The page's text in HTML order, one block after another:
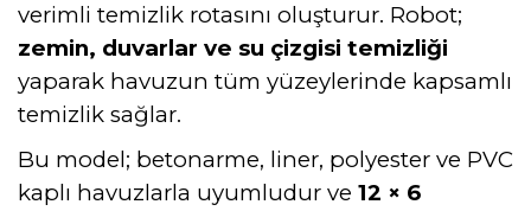
verimli temizlik rotasını oluşturur. Robot;
zemin, duvarlar ve su çizgisi temizliği
yaparak havuzun tüm yüzeylerinde kapsamlı
temizlik sağlar.
Bu model; betonarme, liner, polyester ve PVC
kaplı havuzlarla uyumludur ve 12 × 6